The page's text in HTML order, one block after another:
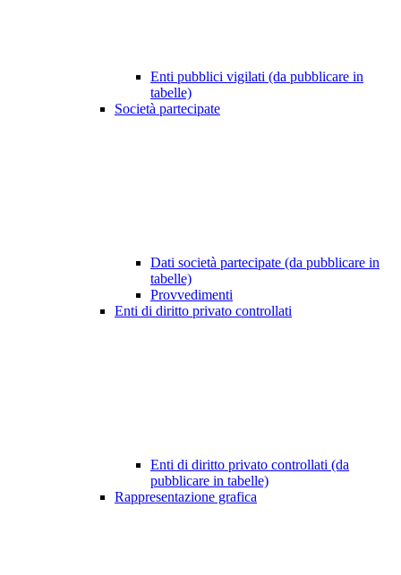
Enti pubblici vigilati (da pubblicare in
tabelle)
Società partecipate
Dati società partecipate (da pubblicare in
tabelle)
Provvedimenti
Enti di diritto privato controllati
Enti di diritto privato controllati (da
pubblicare in tabelle)
Rappresentazione grafica